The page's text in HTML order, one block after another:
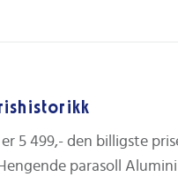
5 499,- den billigste
parasoll